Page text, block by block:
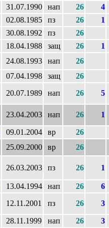
31.07.1990 нап 26 4
02.08.1985 пз 26 1
30.08.1992 пз 26
18.04.1988 защ 26 1
24.08.1993 нап 26
07.04.1998 защ 26
20.07.1989 нап 26 5
23.04.2003 нап 26 1
09.01.2004 вр 26
25.09.2000 вр 26
26.03.2003 пз 26 1
13.04.1994 нап 26 6
12.11.2001 пз 26 3
28.11.1999 нап 26 3